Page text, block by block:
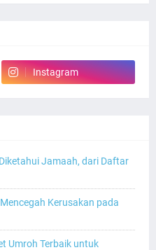
Instagram
Jamaah, dari Daftar
Kerusakan pada
Umroh Terbaik untuk